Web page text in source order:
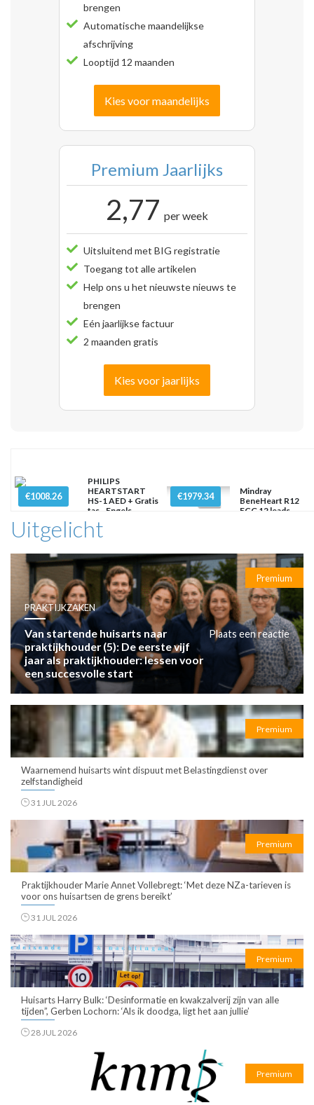
brengen
Automatische maandelijkse
afschrijving
Looptijd 12 maanden
Kies voor maandelijks
Premium Jaarlijks
2,77 per week
Uitsluitend met BIG registratie
Toegang tot alle artikelen
Help ons u het nieuwste nieuws te
brengen
Eén jaarlijkse factuur
2 maanden gratis
Kies voor jaarlijks
€1008.26
PHILIPS
HEARTSTART
HS-1 AED + Gratis
tas - Engels
€1979.34
Mindray
BeneHeart R12
ECG 12 leads
Uitgelicht
Premium
PRAKTIJKZAKEN
Van startende huisarts naar
praktijkhouder (5): De eerste vijf
jaar als praktijkhouder: lessen voor
een succesvolle start
Plaats een reactie
Premium
Waarnemend huisarts wint dispuut met Belastingdienst over
zelfstandigheid
31 JUL 2026
Premium
Praktijkhouder Marie Annet Vollebregt: ‘Met deze NZa-tarieven is
voor ons huisartsen de grens bereikt’
31 JUL 2026
Premium
Huisarts Harry Bulk: ‘Desinformatie en kwakzalverij zijn van alle
tijden”, Gerben Lochorn: ‘Als ik doodga, ligt het aan jullie’
28 JUL 2026
Premium